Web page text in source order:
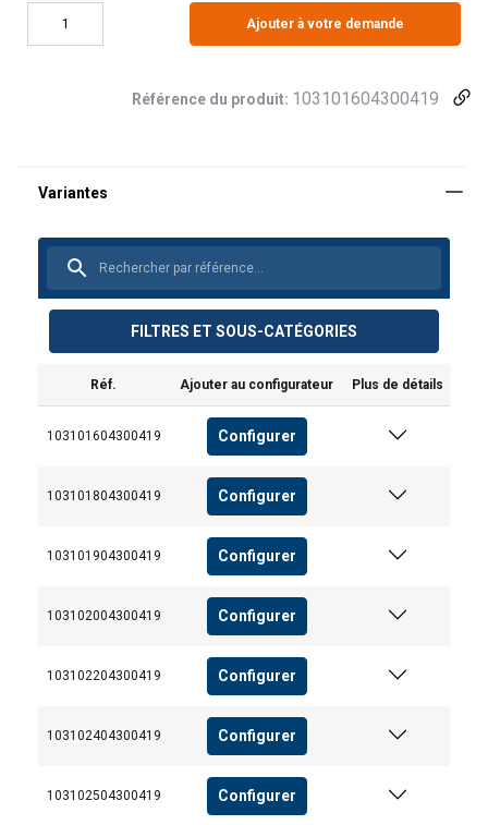
Ajouter à votre demande
Référence du produit: 103101604300419
FILTRES ET SOUS-CATÉGORIES
Réf. Ajouter au configurateur Plus de détails
103101604300419 Configurer
103101804300419 Configurer
103101904300419 Configurer
103102004300419 Configurer
103102204300419 Configurer
103102404300419 Configurer
103102504300419 Configurer